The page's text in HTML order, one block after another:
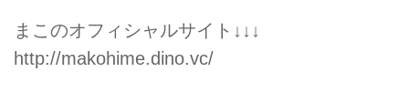
まこのオフィシャルサイト↓↓↓
http://makohime.dino.vc/